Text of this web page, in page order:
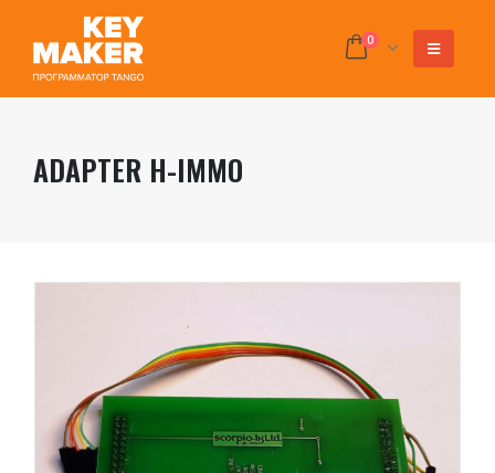
0
ADAPTER H-IMMO